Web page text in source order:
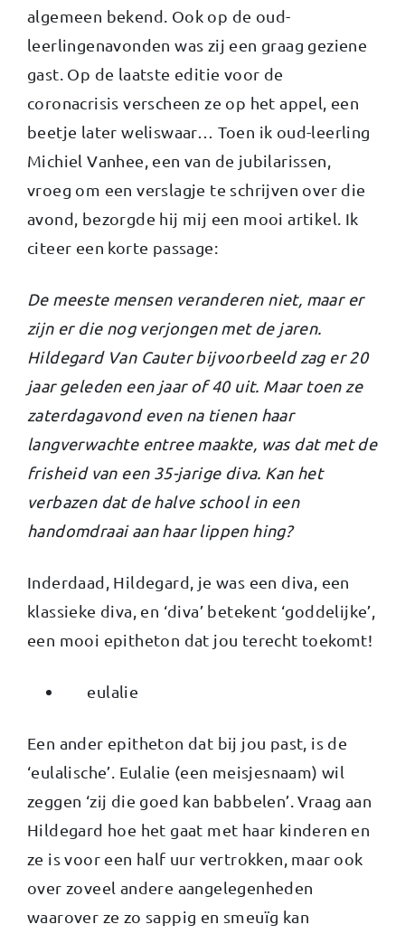
algemeen bekend. Ook op de oud-
leerlingenavonden was zij een graag geziene
gast. Op de laatste editie voor de
coronacrisis verscheen ze op het appel, een
beetje later weliswaar… Toen ik oud-leerling
Michiel Vanhee, een van de jubilarissen,
vroeg om een verslagje te schrijven over die
avond, bezorgde hij mij een mooi artikel. Ik
citeer een korte passage:
De meeste mensen veranderen niet, maar er
zijn er die nog verjongen met de jaren.
Hildegard Van Cauter bijvoorbeeld zag er 20
jaar geleden een jaar of 40 uit. Maar toen ze
zaterdagavond even na tienen haar
langverwachte entree maakte, was dat met de
frisheid van een 35-jarige diva. Kan het
verbazen dat de halve school in een
handomdraai aan haar lippen hing?
Inderdaad, Hildegard, je was een diva, een
klassieke diva, en ‘diva’ betekent ‘goddelijke’,
een mooi epitheton dat jou terecht toekomt!
eulalie
Een ander epitheton dat bij jou past, is de
‘eulalische’. Eulalie (een meisjesnaam) wil
zeggen ‘zij die goed kan babbelen’. Vraag aan
Hildegard hoe het gaat met haar kinderen en
ze is voor een half uur vertrokken, maar ook
over zoveel andere aangelegenheden
waarover ze zo sappig en smeuïg kan